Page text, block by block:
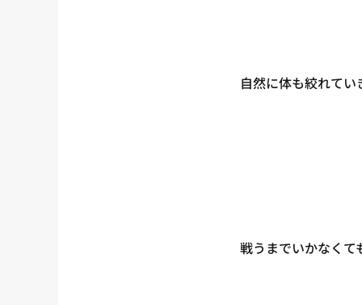
自然に体も絞れてい
戦うまでいかなく